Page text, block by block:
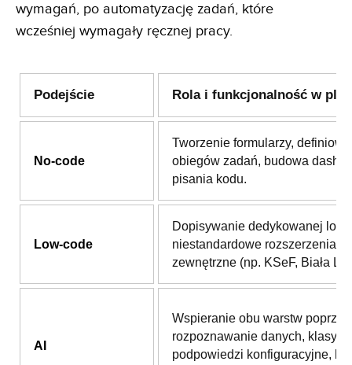
wymagań, po automatyzację zadań, które
wcześniej wymagały ręcznej pracy.
Podejście Rola i funkcjonalność w
No-code
Tworzenie formularzy,
obiegów zadań, budowa
pisania kodu.
Low-code
Dopisywanie dedykowanej
niestandardowe rozszerzenia i
zewnętrzne (np. KSeF, Biała
AI
Wspieranie obu warstw
rozpoznawanie danych,
podpowiedzi konfiguracyjne,